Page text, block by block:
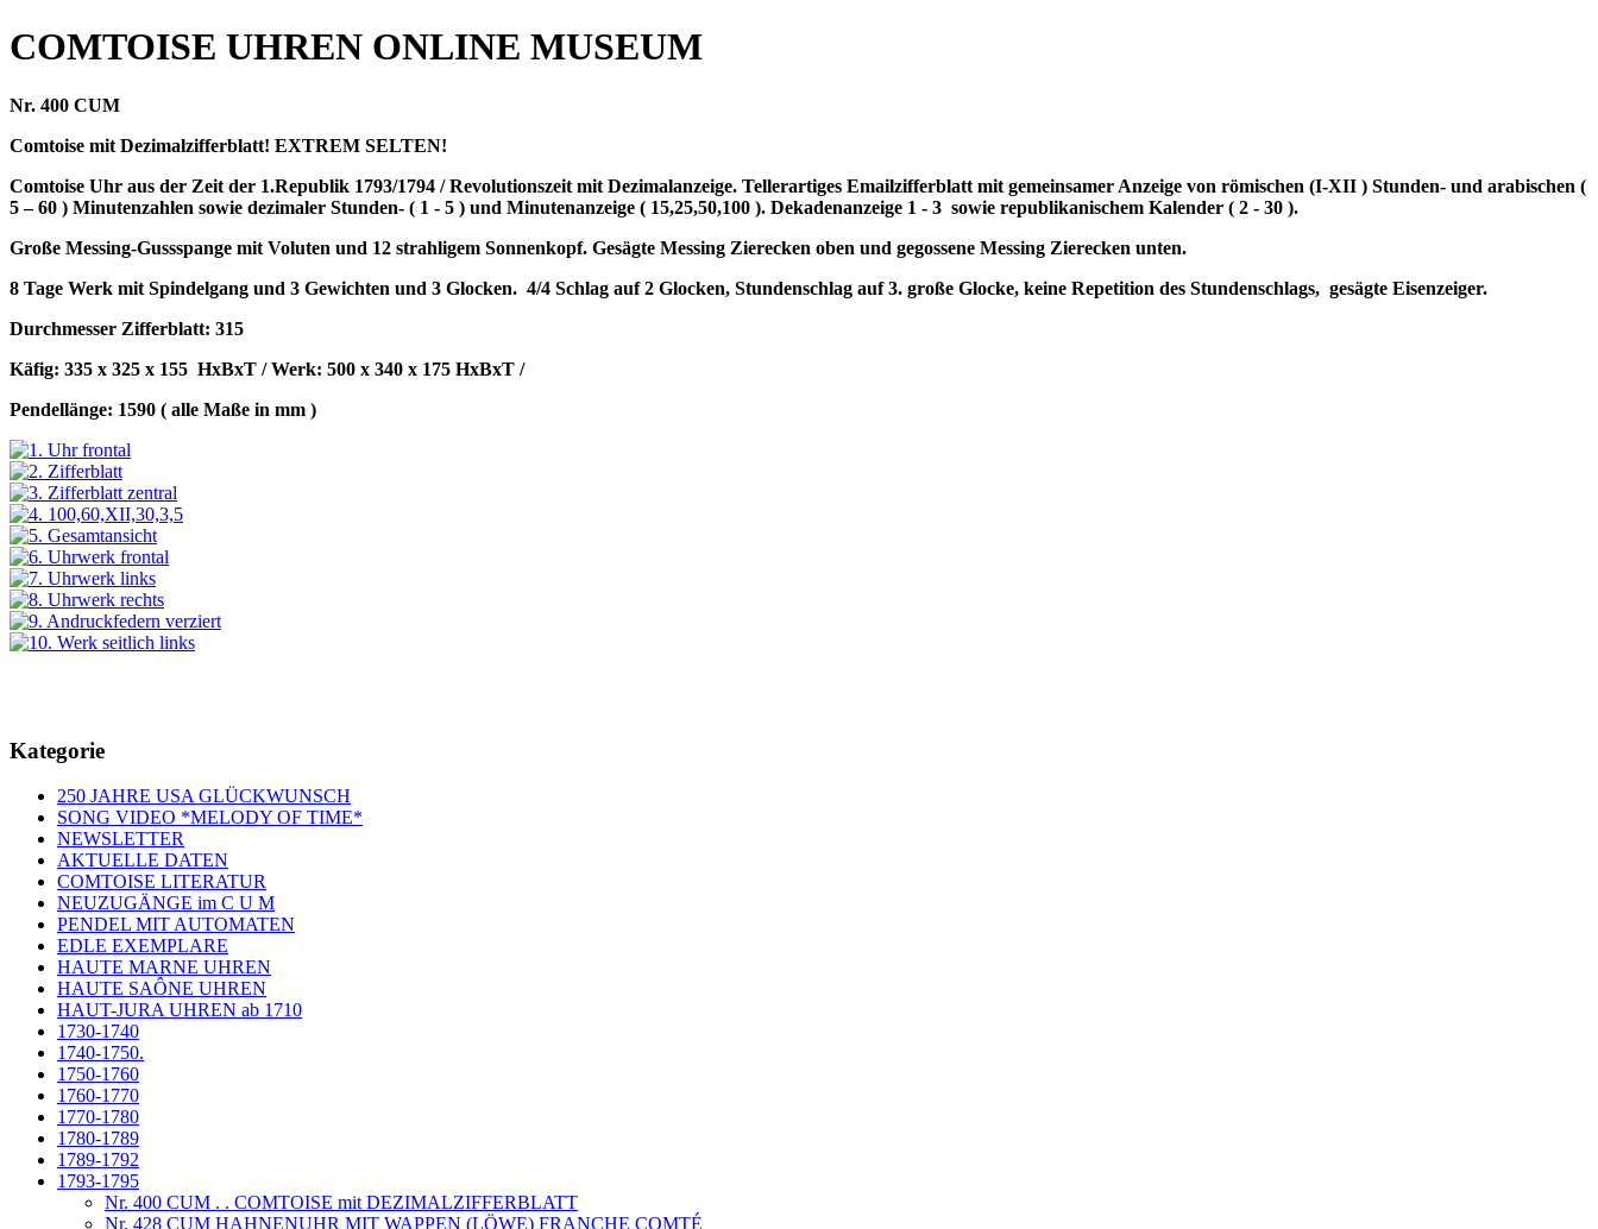
COMTOISE UHREN ONLINE MUSEUM
Nr. 400 CUM
Comtoise mit Dezimalzifferblatt! EXTREM SELTEN!
Comtoise Uhr aus der Zeit der 1.Republik 1793/1794 / Revolutionszeit mit Dezimalanzeige. Tellerartiges Emailzifferblatt mit gemeinsamer Anzeige von römischen (I-XII ) Stunden- und arabischen (
5 – 60 ) Minutenzahlen sowie dezimaler Stunden- ( 1 - 5 ) und Minutenanzeige ( 15,25,50,100 ). Dekadenanzeige 1 - 3 sowie republikanischem Kalender ( 2 - 30 ).
Große Messing-Gussspange mit Voluten und 12 strahligem Sonnenkopf. Gesägte Messing Zierecken oben und gegossene Messing Zierecken unten.
8 Tage Werk mit Spindelgang und 3 Gewichten und 3 Glocken. 4/4 Schlag auf 2 Glocken, Stundenschlag auf 3. große Glocke, keine Repetition des Stundenschlags, gesägte Eisenzeiger.
Durchmesser Zifferblatt: 315
Käfig: 335 x 325 x 155 HxBxT / Werk: 500 x 340 x 175 HxBxT /
Pendellänge: 1590 ( alle Maße in mm )
Kategorie
250 JAHRE USA GLÜCKWUNSCH
SONG VIDEO *MELODY OF TIME*
NEWSLETTER
AKTUELLE DATEN
COMTOISE LITERATUR
NEUZUGÄNGE im C U M
PENDEL MIT AUTOMATEN
EDLE EXEMPLARE
HAUTE MARNE UHREN
HAUTE SAÔNE UHREN
HAUT-JURA UHREN ab 1710
1730-1740
1740-1750.
1750-1760
1760-1770
1770-1780
1780-1789
1789-1792
1793-1795
Nr. 400 CUM . . COMTOISE mit DEZIMALZIFFERBLATT
Nr. 428 CUM HAHNENUHR MIT WAPPEN (LÖWE) FRANCHE COMTÉ